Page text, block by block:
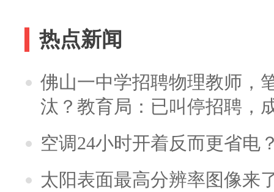
热点新闻
佛山一中学招聘物理教师，
汰？教育局：已叫停招聘，
空调24小时开着反而更省电
太阳表面最高分辨率图像来